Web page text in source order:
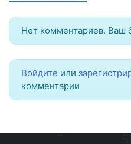
Нет комментариев. Ваш
Войдите или
комментарии